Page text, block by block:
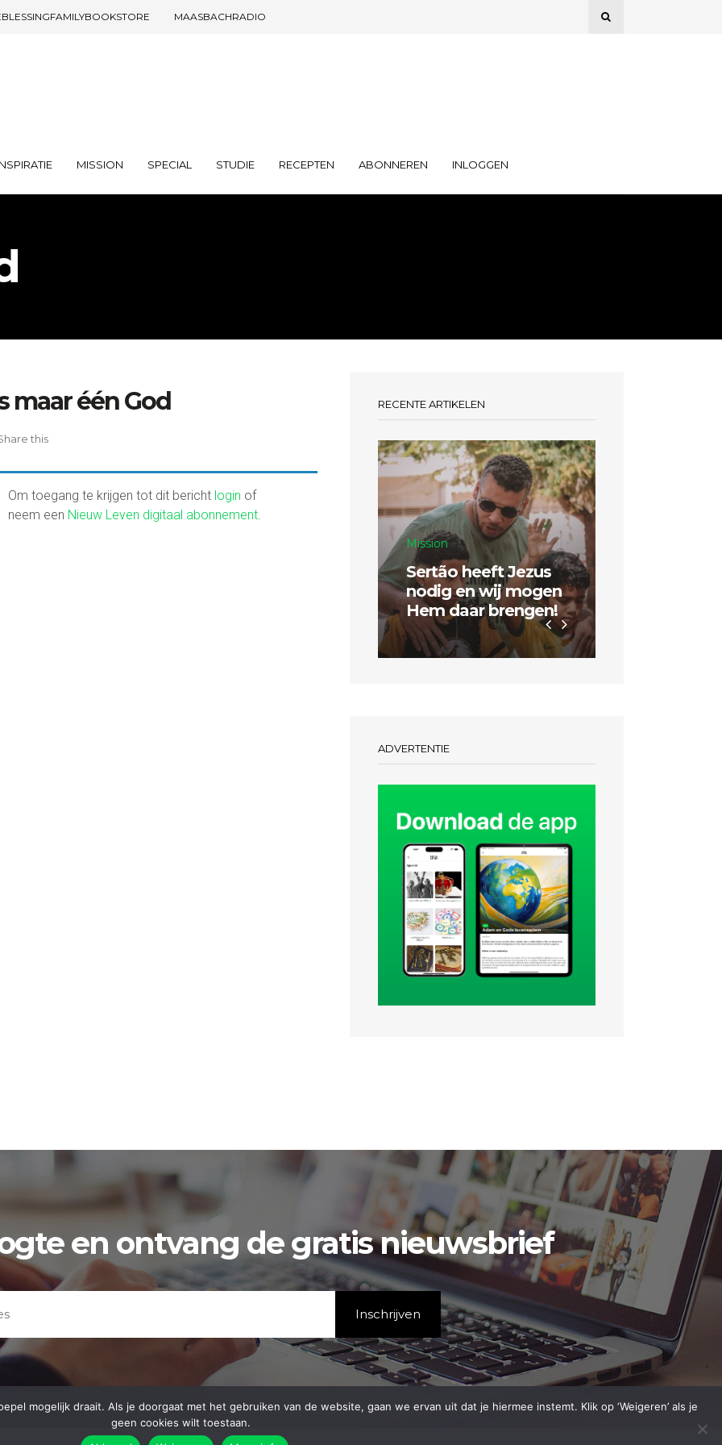
MAASBACHRADIO
MISSION SPECIAL STUDIE RECEPTEN ABONNEREN INLOGGEN
maar één God
this
Om toegang te krijgen tot dit bericht login of
neem een Nieuw Leven digitaal abonnement.
RECENTE ARTIKELEN
Mission
Sertão heeft Jezus
nodig en wij mogen
Hem daar brengen!
ADVERTENTIE
en ontvang de gratis nieuwsbrief
mogelijk draait. Als je doorgaat met het gebruiken van de website, gaan we ervan uit dat je hiermee instemt. Klik op ‘Weigeren’ als je
geen cookies wilt toestaan.